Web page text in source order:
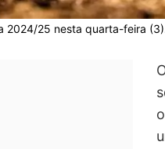
2024/25 nesta quarta-feira